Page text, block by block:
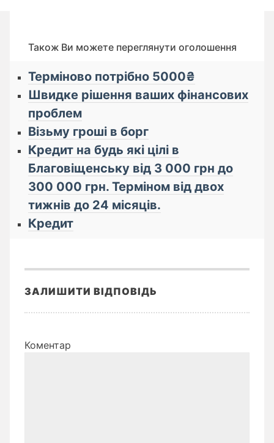
Також Ви можете переглянути оголошення
Терміново потрібно 5000₴
Швидке рішення ваших фінансових
проблем
Візьму гроші в борг
Кредит на будь які цілі в
Благовіщенську від 3 000 грн до
300 000 грн. Терміном від двох
тижнів до 24 місяців.
Кредит
ЗАЛИШИТИ ВІДПОВІДЬ
Коментар